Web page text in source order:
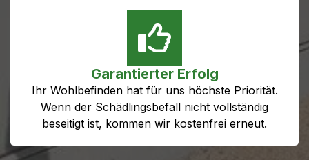
Garantierter Erfolg
Ihr Wohlbefinden hat für uns höchste Priorität.
Wenn der Schädlingsbefall nicht vollständig
beseitigt ist, kommen wir kostenfrei erneut.